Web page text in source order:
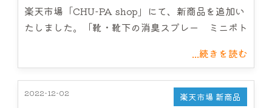
楽天市場「CHU-PA shop」にて、新商品を追加い
たしました。「靴・靴下の消臭スプレー ミニボト
...続きを読む
2022-12-02 楽天市場 新商品